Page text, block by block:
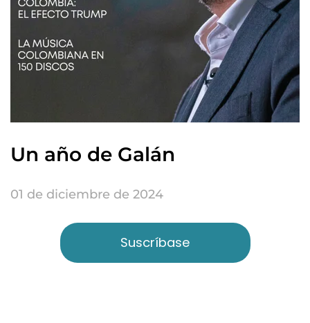
Un año de Galán
01 de diciembre de 2024
Suscríbase